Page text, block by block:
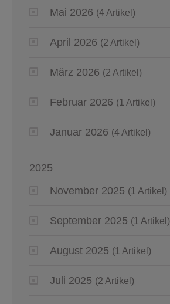
Mai 2026 (4 Artikel)
April 2026 (2 Artikel)
März 2026 (2 Artikel)
Februar 2026 (1 Artikel)
Januar 2026 (4 Artikel)
2025
November 2025 (1 Artikel)
September 2025 (1 Artikel)
August 2025 (1 Artikel)
Juli 2025 (2 Artikel)